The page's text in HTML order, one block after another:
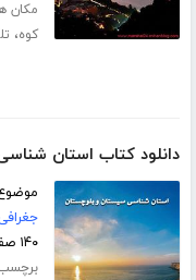
مکان
کوه،
دانلود کتاب استان
۱۴۰ صفحه